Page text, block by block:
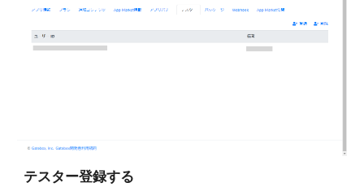
テスター登録する